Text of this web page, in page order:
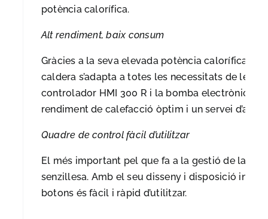
potència calorífica.
Alt rendiment, baix consum
Gràcies a la seva elevada potència calorífica i
caldera s’adapta a totes les necessitats de les
controlador HMI 300 R i la bomba electrònica,
rendiment de calefacció òptim i un servei
Quadre de control fàcil d’utilitzar
El més important pel que fa a la gestió de la
senzillesa. Amb el seu disseny i disposició
botons és fàcil i ràpid d’utilitzar.